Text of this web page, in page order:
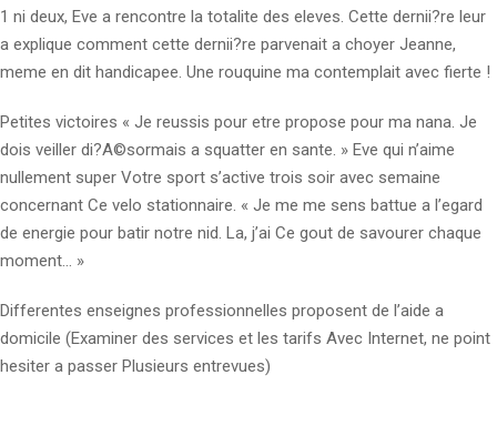
1 ni deux, Eve a rencon­tre la totalite des eleves. Cette dernii?re leur
a explique ­comment cette dernii?re parvenait a choyer Jeanne,
meme en dit handicapee. Une rouquine ma contemplait avec fierte !
Petites victoires « Je reussis pour etre propose pour ma nana. Je
dois veiller di?A©sormais a squatter en sante. » Eve qui n’aime
nullement super Votre sport s’active trois soir avec semaine
concernant Ce velo stationnaire. « Je me me sens battue a l’egard
de energie pour batir notre nid. La, j’ai Ce gout de savourer chaque
moment… »
Differentes enseignes professionnelles proposent de l’aide a
domicile (Examiner des services et les tarifs Avec Internet, ne point
hesiter a passer Plusieurs entrevues)